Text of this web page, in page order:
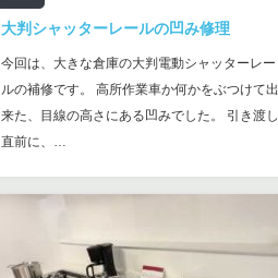
大判シャッターレールの凹み修理
今回は、大きな倉庫の大判電動シャッターレー
ルの補修です。 高所作業車か何かをぶつけて出
来た、目線の高さにある凹みでした。 引き渡し
直前に、…